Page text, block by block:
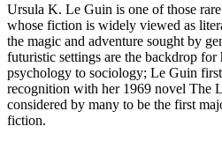
Ursula K. Le Guin is one of those
whose fiction is widely viewed as
the magic and adventure sought by
futuristic settings are the backdrop
psychology to sociology; Le Guin
recognition with her 1969 novel The
considered by many to be the first
fiction.